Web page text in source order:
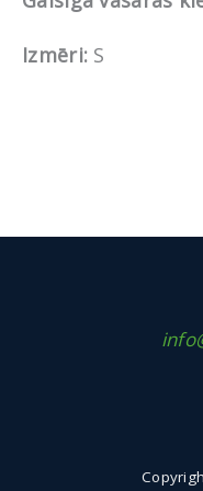
Izmēri: S